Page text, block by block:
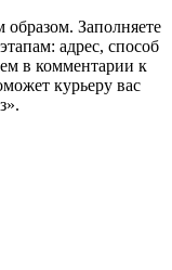
Заполняете
адрес, способ
в комментарии к
курьеру вас